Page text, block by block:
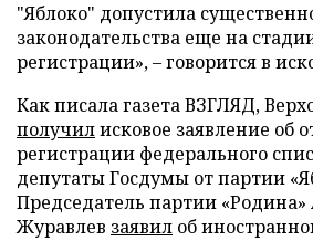
"Яблоко" допустила
законодательства еще на
регистрации», – говорится в
Как писала газета ВЗГЛЯД,
получилисковое заявление об
регистрации федерального
депутаты Госдумы от партии
Председатель партии «Родина»
Журавлев заявил об